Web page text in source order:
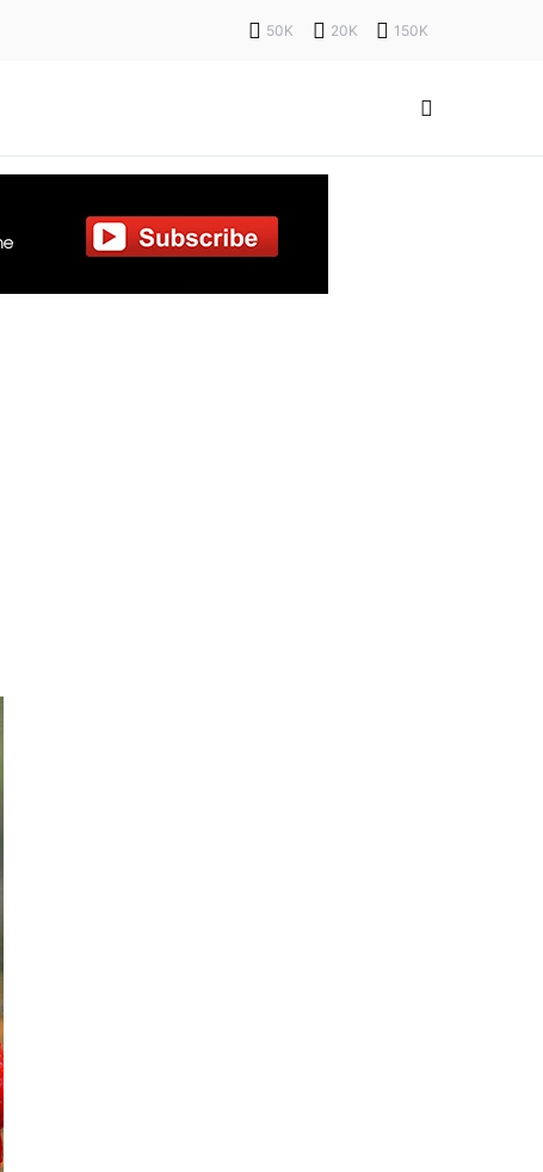
50K 20K 150K